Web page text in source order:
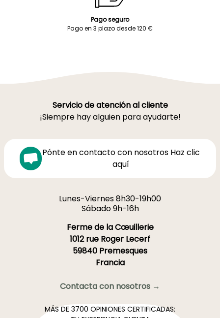
Pago seguro
Pago en 3 plazo desde 120 €
Servicio de atención al cliente
¡Siempre hay alguien para ayudarte!
Pónte en contacto con nosotros Haz clic
aquí
Lunes-Viernes 8h30-19h00
Sábado 9h-16h
Ferme de la Cœuillerie
1012 rue Roger Lecerf
59840 Premesques
Francia
Contacta con nosotros →
MÁS DE 3700 OPINIONES CERTIFICADAS: